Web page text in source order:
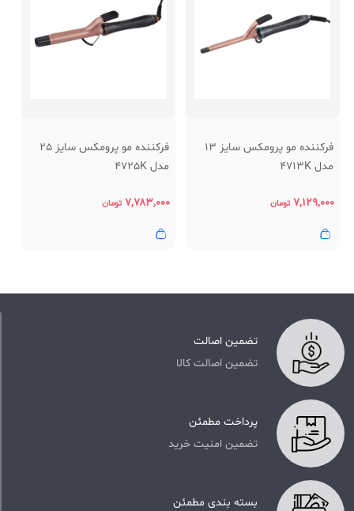
فرکننده مو پرومکس سایز 13
مدل 4713K
۷,۱۲۹,۰۰۰ تومان
فرکننده مو پرومکس سایز 25
مدل 4725K
۷,۷۸۳,۰۰۰ تومان
تضمین اصالت
تضمین اصالت کالا
پرداخت مطمئن
تضمین امنیت خرید
بسته بندی مطمئن